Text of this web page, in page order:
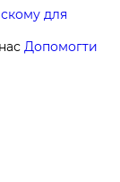
для
Допомогти